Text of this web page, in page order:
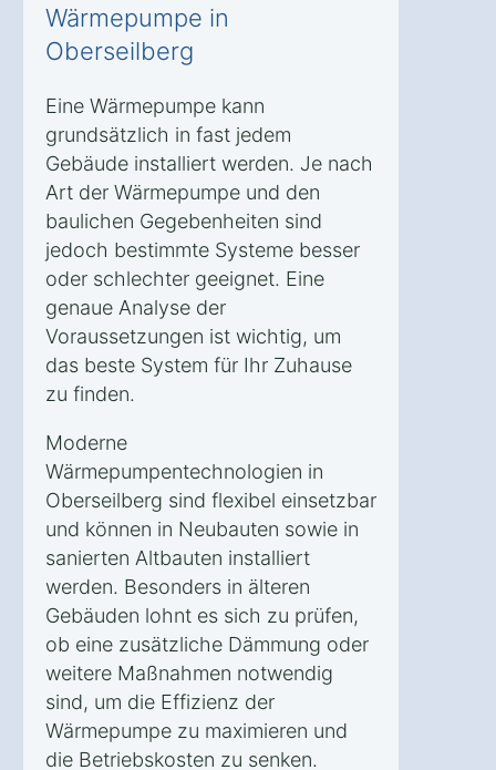
Wärmepumpe in
Oberseilberg
Eine Wärmepumpe kann
grundsätzlich in fast jedem
Gebäude installiert werden. Je nach
Art der Wärmepumpe und den
baulichen Gegebenheiten sind
jedoch bestimmte Systeme besser
oder schlechter geeignet. Eine
genaue Analyse der
Voraussetzungen ist wichtig, um
das beste System für Ihr Zuhause
zu finden.
Moderne
Wärmepumpentechnologien in
Oberseilberg sind flexibel einsetzbar
und können in Neubauten sowie in
sanierten Altbauten installiert
werden. Besonders in älteren
Gebäuden lohnt es sich zu prüfen,
ob eine zusätzliche Dämmung oder
weitere Maßnahmen notwendig
sind, um die Effizienz der
Wärmepumpe zu maximieren und
die Betriebskosten zu senken.